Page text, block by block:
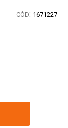
: 1671227